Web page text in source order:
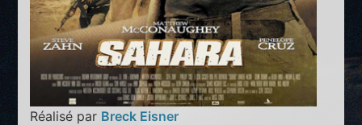
Réalisé par Breck Eisner